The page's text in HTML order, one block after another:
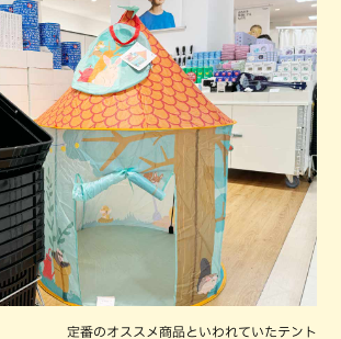
定番のオススメ商品といわれていたテント